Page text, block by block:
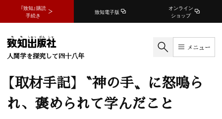
『致知』購読
手続き
致知電子版
オンライン
ショップ
人間学を探究して四十八年
メニュー
【取材手記】〝神の手〟に怒鳴ら
れ、褒められて学んだこと